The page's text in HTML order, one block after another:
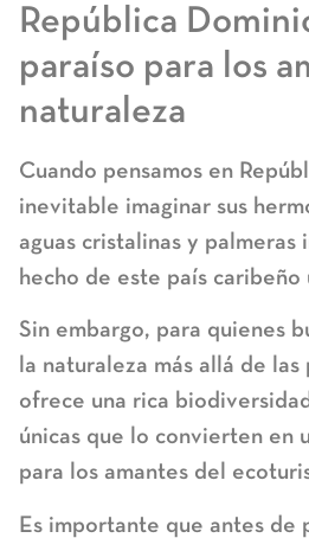
República
paraíso para los
naturaleza
Cuando pensamos en
inevitable imaginar sus
aguas cristalinas y palmeras
hecho de este país caribeño
Sin embargo, para quienes
la naturaleza más allá de las
ofrece una rica
únicas que lo convierten en
para los amantes del
Es importante que antes de